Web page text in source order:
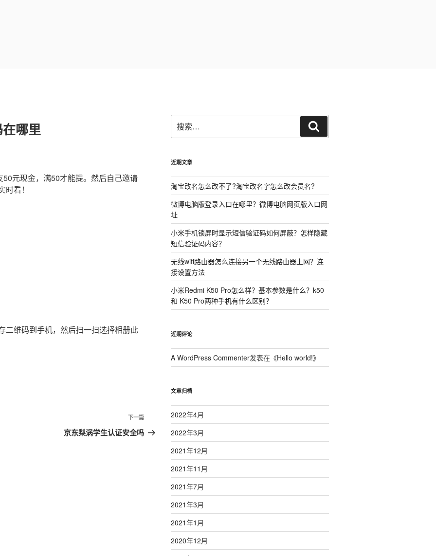
哪里
元现金，满50才能提。然后自己邀请
看！
二维码到手机，然后扫一扫选择相册此
一
下一篇
京东梨涡学生认证安全吗
索：
索
近期文章
淘宝改名怎么改不了?淘宝改名字怎么改会员名?
微博电脑版登录入口在哪里？微博电脑网页版入口网
址
小米手机锁屏时显示短信验证码如何屏蔽？怎样隐藏
短信验证码内容？
无线wifi路由器怎么连接另一个无线路由器上网？连
接设置方法
小米Redmi K50 Pro怎么样？基本参数是什么？k50
和 K50 Pro两种手机有什么区别？
近期评论
A WordPress Commenter发表在《Hello world!》
文章归档
2022年4月
2022年3月
2021年12月
2021年11月
2021年7月
2021年3月
2021年1月
2020年12月